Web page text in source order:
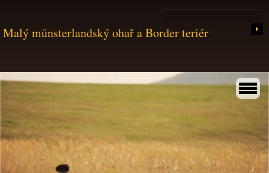
Malý münsterlandský ohař a Border teriér